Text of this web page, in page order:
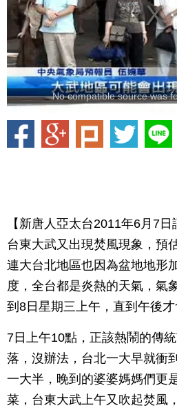
No compatible source was
【新唐人亞太台2011年6月7
台東大武又出現焚風現象，預
連大台北地區也因為盆地地形
度，全台都是炎熱的天氣，氣
到8日星期三上午，直到午後才
7日上午10點，正該熱鬧的傳
落，沒辦法，台北一大早就衝
一大半，晚到的婆婆媽媽們更
菜，台東大武上午又吹起焚風